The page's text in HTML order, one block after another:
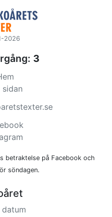
2026
3
sidan
betraktelse på Facebook och
söndagen.
datum